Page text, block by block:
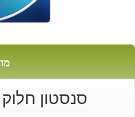
סנסטון חלוק